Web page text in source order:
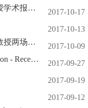
10月24日：台湾成功大学游镇烽教授学术报告及系列讲座
2017-10-17
2017-10-13
10月10日：Prof. Gerrit Jan de Lange教授两场学术报告
2017-10-09
9月29日：The South American monsoon - Recent achievements and future research directions
2017-09-27
2017-09-19
2017-09-12